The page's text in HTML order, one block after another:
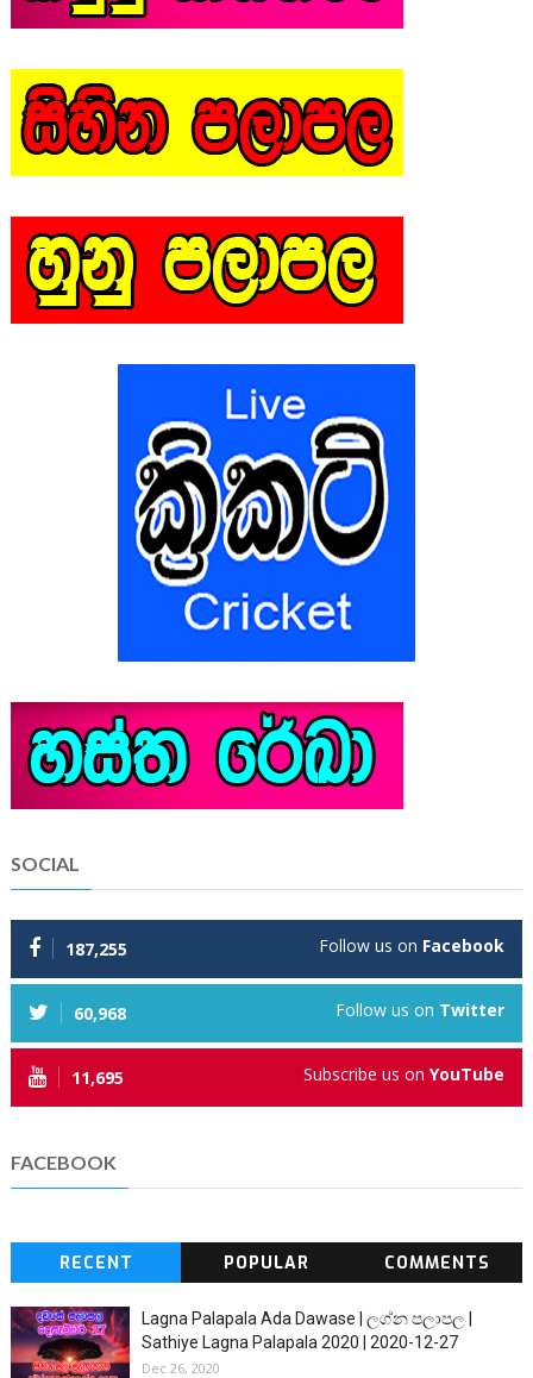
SOCIAL
187,255 Follow us on Facebook
60,968 Follow us on Twitter
11,695 Subscribe us onYouTube
FACEBOOK
RECENT POPULAR COMMENTS
Lagna Palapala Ada Dawase | ලග්න පලාපල |
Sathiye Lagna Palapala 2020 | 2020-12-27
Dec 26, 2020